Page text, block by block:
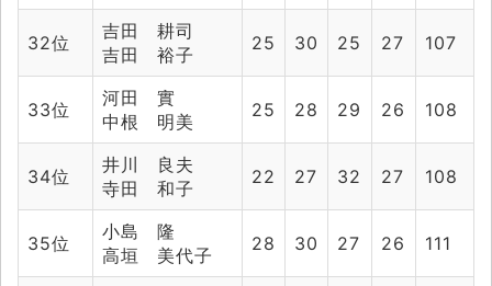
32位
吉田 耕司
吉田 裕子
25 30 25 27 107
33位
河田 實
中根 明美
25 28 29 26 108
34位
井川 良夫
寺田 和子
22 27 32 27 108
35位
小島 隆
高垣 美代子
28 30 27 26 111